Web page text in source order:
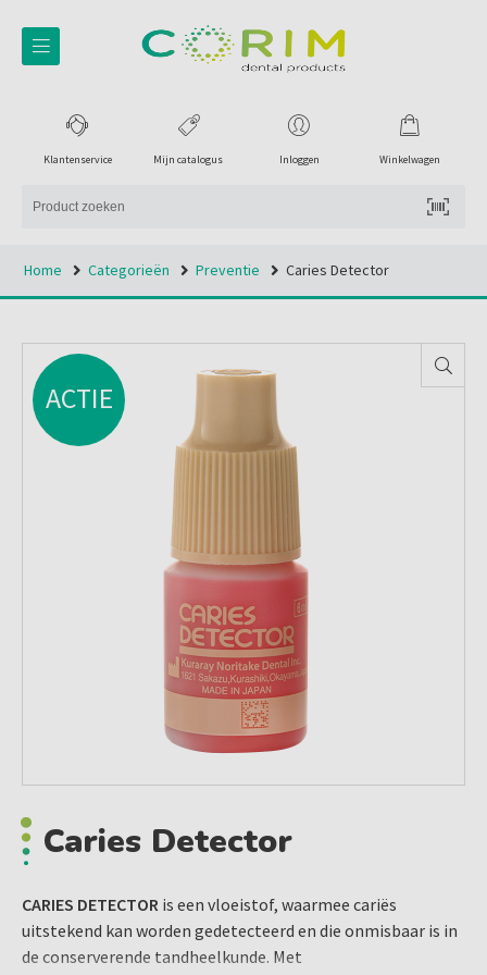
Winkelwagen
Inloggen
Mijn catalogus
Klantenservice
Home Categorieën Preventie Caries Detector
ACTIE
Caries Detector
CARIES DETECTOR is een vloeistof, waarmee cariës
uitstekend kan worden gedetecteerd en die onmisbaar is in
de conserverende tandheelkunde. Met